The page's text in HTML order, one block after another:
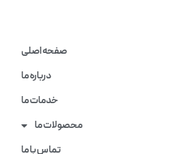
صفحه اصلی
درباره ما
خدمات ما
محصولات ما
تماس با ما